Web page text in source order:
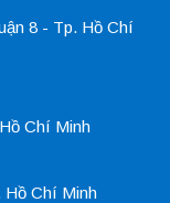
8 - Tp. Hồ Chí
Chí Minh
Hồ Chí Minh